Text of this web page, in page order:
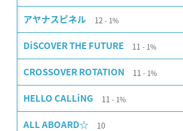
アヤナスピネル 12 1%
DiSCOVER THE FUTURE 11 1%
CROSSOVER ROTATION 11 1%
HELLO CALLiNG 11 1%
ALL ABOARD☆ 10